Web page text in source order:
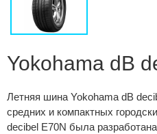
Сравнение
Личный кабинет
Yokohama dB
Летняя шина Yokohama dB
средних и компактных
decibel E70N была